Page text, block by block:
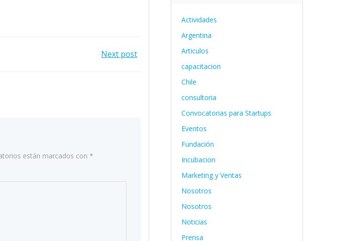
Next post
están marcados con *
Actividades
Argentina
Articulos
capacitacion
Chile
consultoria
Convocatorias para Startups
Eventos
Fundación
Incubacion
Marketing y Ventas
Nosotros
Nosotros
Noticias
Prensa